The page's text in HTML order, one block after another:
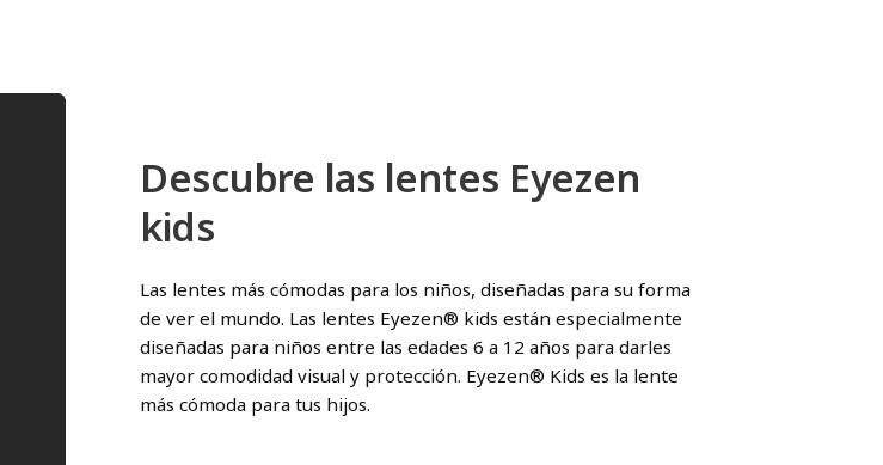
Descubre las lentes Eyezen
kids
Las lentes más cómodas para los niños, diseñadas para su forma
de ver el mundo. Las lentes Eyezen® kids están especialmente
diseñadas para niños entre las edades 6 a 12 años para darles
mayor comodidad visual y protección. Eyezen® Kids es la lente
más cómoda para tus hijos.